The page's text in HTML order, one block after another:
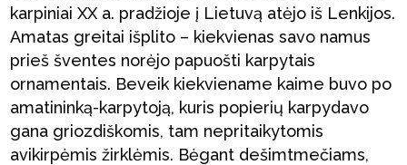
karpiniai XX a. pradžioje į Lietuvą atėjo iš Lenkijos.
Amatas greitai išplito – kiekvienas savo namus
prieš šventes norėjo papuošti karpytais
ornamentais. Beveik kiekviename kaime buvo po
amatininką-karpytoją, kuris popierių karpydavo
gana griozdiškomis, tam nepritaikytomis
avikirpėmis žirklėmis. Bėgant dešimtmečiams,